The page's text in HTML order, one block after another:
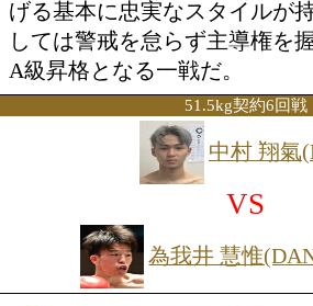
よるダイレクトリマッ
くした中で、どんな修
るのかが最大の焦点だ
意地と意地が再び激突
略が勝敗を左右する。
み、ジャッジに強烈な印
山川